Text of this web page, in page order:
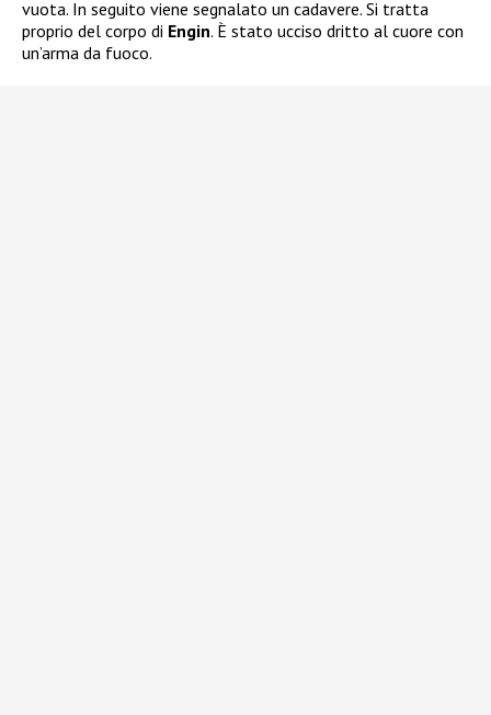
vuota. In seguito viene segnalato un cadavere. Si tratta
proprio del corpo di Engin. È stato ucciso dritto al cuore con
un’arma da fuoco.